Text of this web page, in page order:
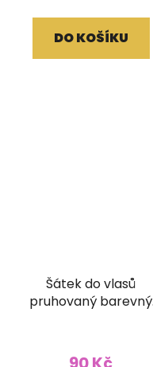
je
5,0
DO KOŠÍKU
Šátek do vlasů
pruhovaný barevný